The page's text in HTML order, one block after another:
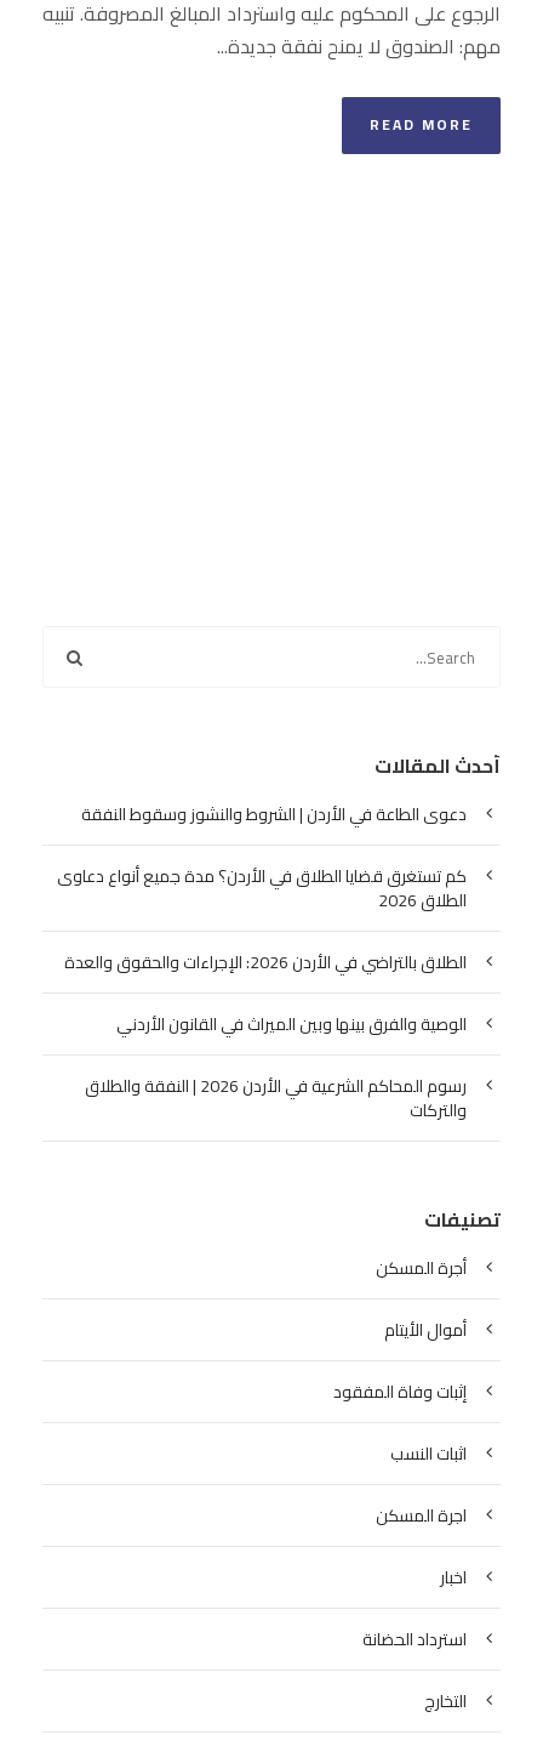
الرجوع على المحكوم عليه واسترداد المبالغ المصروفة. تنبيه
مهم: الصندوق لا يمنح نفقة جديدة...
READ MORE
أحدث المقالات
دعوى الطاعة في الأردن | الشروط والنشوز وسقوط النفقة
كم تستغرق قضايا الطلاق في الأردن؟ مدة جميع أنواع دعاوى
الطلاق 2026
الطلاق بالتراضي في الأردن 2026: الإجراءات والحقوق والعدة
الوصية والفرق بينها وبين الميراث في القانون الأردني
رسوم المحاكم الشرعية في الأردن 2026 | النفقة والطلاق
والتركات
تصنيفات
أجرة المسكن
أموال الأيتام
إثبات وفاة المفقود
اثبات النسب
اجرة المسكن
اخبار
استرداد الحضانة
التخارج